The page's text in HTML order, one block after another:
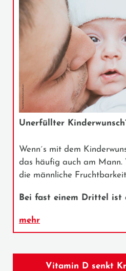
Unerfüllter
Wenn´s mit dem
das häufig auch am Mann.
die männliche
Bei fast einem Drittel ist
mehr
Vitamin D senkt